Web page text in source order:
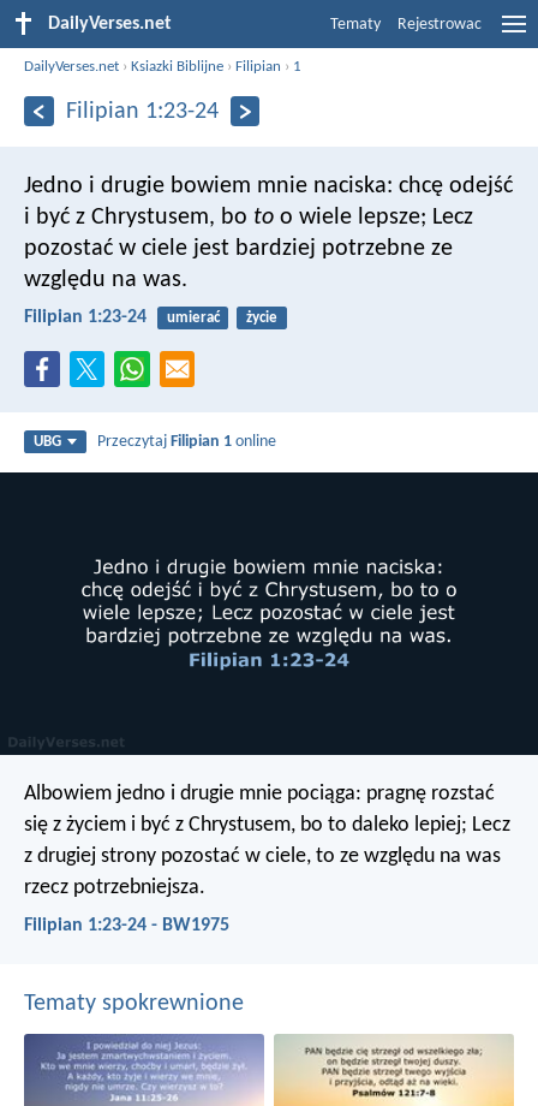
DailyVerses.net Tematy Rejestrowac
DailyVerses.net ›Ksiazki Biblijne ›Filipian › 1
Filipian 1:23-24
Jedno i drugie bowiem mnie naciska: chcę odejść
i być z Chrystusem, bo to o wiele lepsze; Lecz
pozostać w ciele jest bardziej potrzebne ze
względu na was.
Filipian 1:23-24 umierać życie
UBG PrzeczytajFilipian 1 online
Albowiem jedno i drugie mnie pociąga: pragnę rozstać
się z życiem i być z Chrystusem, bo to daleko lepiej; Lecz
z drugiej strony pozostać w ciele, to ze względu na was
rzecz potrzebniejsza.
Filipian 1:23-24 - BW1975
Tematy spokrewnione